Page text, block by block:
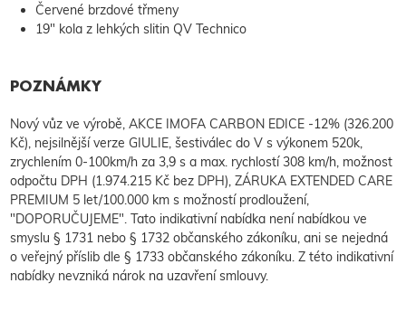
Červené brzdové třmeny
19" kola z lehkých slitin QV Technico
POZNÁMKY
Nový vůz ve výrobě, AKCE IMOFA CARBON EDICE -12% (326.200
Kč), nejsilnější verze GIULIE, šestiválec do V s výkonem 520k,
zrychlením 0-100km/h za 3,9 s a max. rychlostí 308 km/h, možnost
odpočtu DPH (1.974.215 Kč bez DPH), ZÁRUKA EXTENDED CARE
PREMIUM 5 let/100.000 km s možností prodloužení,
"DOPORUČUJEME". Tato indikativní nabídka není nabídkou ve
smyslu § 1731 nebo § 1732 občanského zákoníku, ani se nejedná
o veřejný příslib dle § 1733 občanského zákoníku. Z této indikativní
nabídky nevzniká nárok na uzavření smlouvy.